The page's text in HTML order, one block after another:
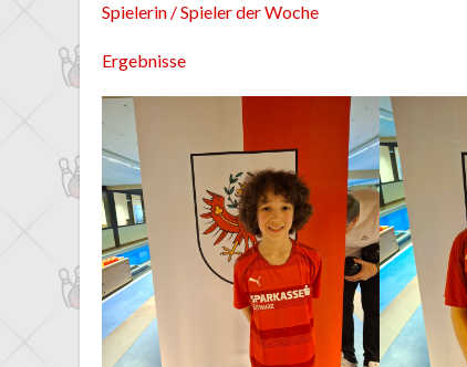
Spielerin / Spieler der Woche
Ergebnisse